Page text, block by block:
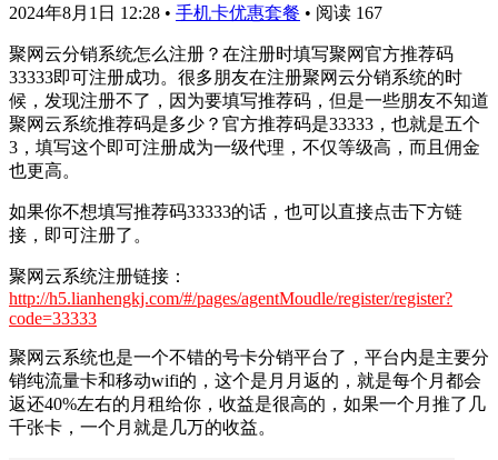
2024年8月1日 12:28 • 手机卡优惠套餐 • 阅读 167
聚网云分销系统怎么注册？在注册时填写聚网官方推荐码
33333即可注册成功。很多朋友在注册聚网云分销系统的时
候，发现注册不了，因为要填写推荐码，但是一些朋友不知道
聚网云系统推荐码是多少？官方推荐码是33333，也就是五个
3，填写这个即可注册成为一级代理，不仅等级高，而且佣金
也更高。
如果你不想填写推荐码33333的话，也可以直接点击下方链
接，即可注册了。
聚网云系统注册链接：
http://h5.lianhengkj.com/#/pages/agentMoudle/register/register?
code=33333
聚网云系统也是一个不错的号卡分销平台了，平台内是主要分
销纯流量卡和移动wifi的，这个是月月返的，就是每个月都会
返还40%左右的月租给你，收益是很高的，如果一个月推了几
千张卡，一个月就是几万的收益。